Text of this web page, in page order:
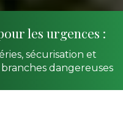
les urgences :
sécurisation et
dangereuses